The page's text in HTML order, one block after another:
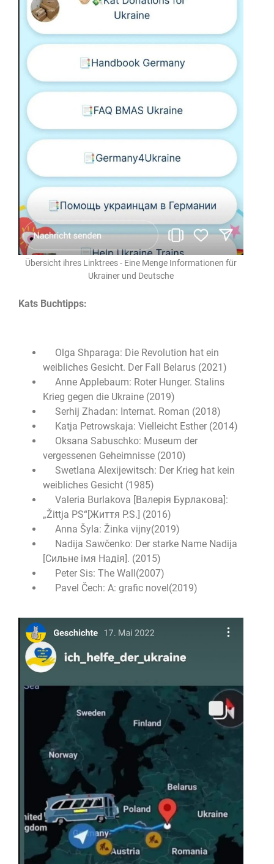
Übersicht ihres Linktrees - Eine Menge Informationen für
Ukrainer und Deutsche
Kats Buchtipps:
Olga Shparaga: Die Revolution hat ein
weibliches Gesicht. Der Fall Belarus (2021)
Anne Applebaum: Roter Hunger. Stalins
Krieg gegen die Ukraine (2019)
Serhij Zhadan: Internat. Roman (2018)
Katja Petrowskaja: Vielleicht Esther (2014)
Oksana Sabuschko: Museum der
vergessenen Geheimnisse (2010)
Swetlana Alexijewitsch: Der Krieg hat kein
weibliches Gesicht (1985)
Valeria Burlakova [Валерія Бурлакова]:
„Žittja PS“[Життя P.S.] (2016)
Anna Šyla: Žinka vijny(2019)
Nadija Sawčenko: Der starke Name Nadija
[Сильне імя Надія]. (2015)
Peter Sis: The Wall(2007)
Pavel Čech: A: grafic novel(2019)